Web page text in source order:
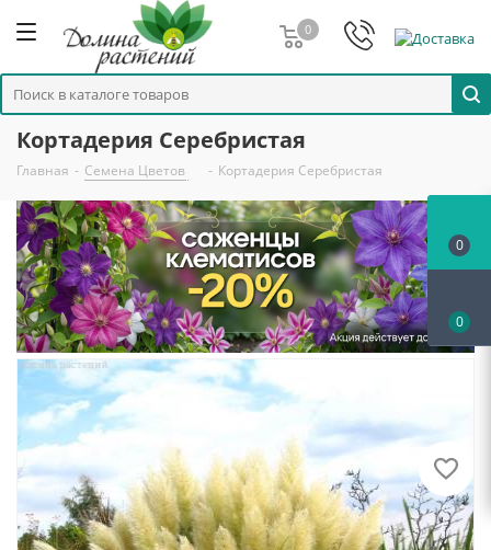
0
Кортадерия Серебристая
Главная - Семена Цветов - Кортадерия Серебристая
0
0